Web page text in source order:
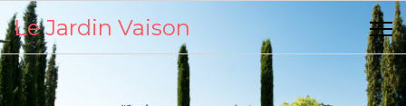
Le Jardin Vaison